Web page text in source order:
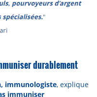
durablement
immunologiste, explique
immuniser